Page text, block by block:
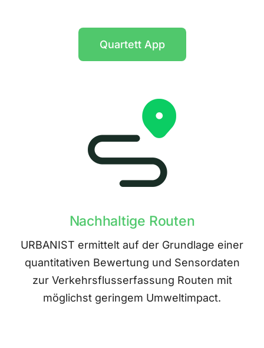
Quartett App
Nachhaltige Routen
URBANIST ermittelt auf der Grundlage einer
quantitativen Bewertung und Sensordaten
zur Verkehrsflusserfassung Routen mit
möglichst geringem Umweltimpact.